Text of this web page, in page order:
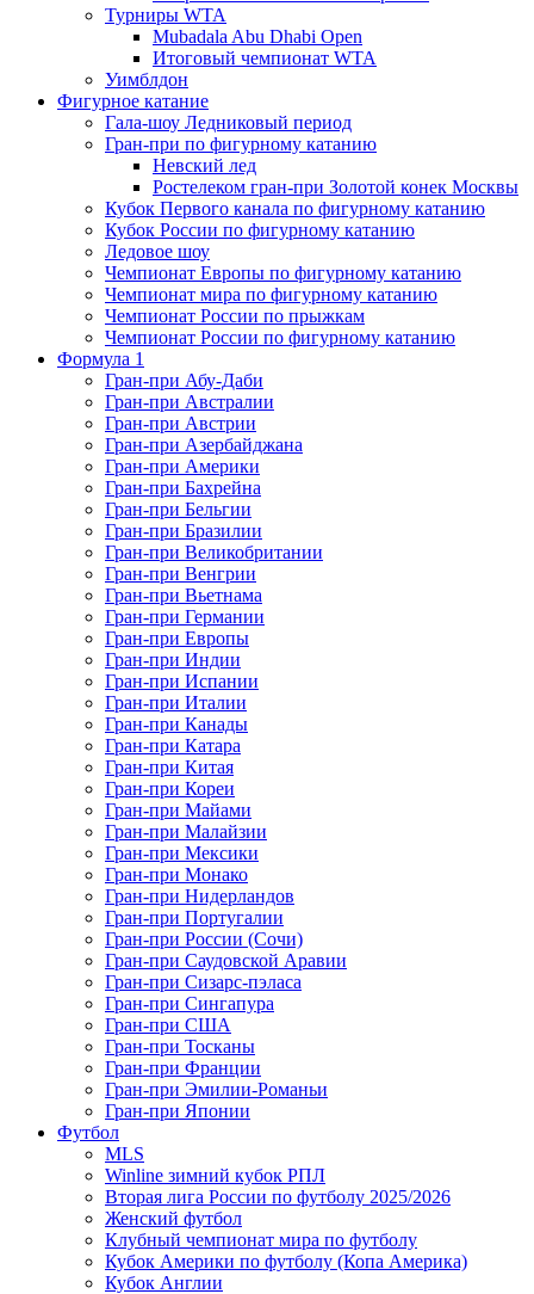
Турниры WTA
Mubadala Abu Dhabi Open
Итоговый чемпионат WTA
Уимблдон
Фигурное катание
Гала-шоу Ледниковый период
Гран-при по фигурному катанию
Невский лед
Ростелеком гран-при Золотой конек Москвы
Кубок Первого канала по фигурному катанию
Кубок России по фигурному катанию
Ледовое шоу
Чемпионат Европы по фигурному катанию
Чемпионат мира по фигурному катанию
Чемпионат России по прыжкам
Чемпионат России по фигурному катанию
Формула 1
Гран-при Абу-Даби
Гран-при Австралии
Гран-при Австрии
Гран-при Азербайджана
Гран-при Америки
Гран-при Бахрейна
Гран-при Бельгии
Гран-при Бразилии
Гран-при Великобритании
Гран-при Венгрии
Гран-при Вьетнама
Гран-при Германии
Гран-при Европы
Гран-при Индии
Гран-при Испании
Гран-при Италии
Гран-при Канады
Гран-при Катара
Гран-при Китая
Гран-при Кореи
Гран-при Майами
Гран-при Малайзии
Гран-при Мексики
Гран-при Монако
Гран-при Нидерландов
Гран-при Португалии
Гран-при России (Сочи)
Гран-при Саудовской Аравии
Гран-при Сизарс-пэласа
Гран-при Сингапура
Гран-при США
Гран-при Тосканы
Гран-при Франции
Гран-при Эмилии-Романьи
Гран-при Японии
Футбол
MLS
Winline зимний кубок РПЛ
Вторая лига России по футболу 2025/2026
Женский футбол
Клубный чемпионат мира по футболу
Кубок Америки по футболу (Копа Америка)
Кубок Англии